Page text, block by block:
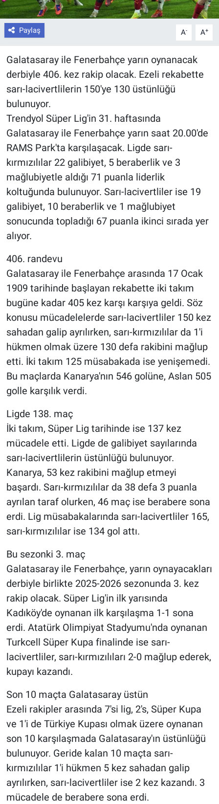
Paylaş A- A+
Galatasaray ile Fenerbahçe yarın oynanacak
derbiyle 406. kez rakip olacak. Ezeli rekabette
sarı-lacivertlilerin 150'ye 130 üstünlüğü
bulunuyor.
Trendyol Süper Lig'in 31. haftasında
Galatasaray ile Fenerbahçe yarın saat 20.00'de
RAMS Park'ta karşılaşacak. Ligde sarı-
kırmızılılar 22 galibiyet, 5 beraberlik ve 3
mağlubiyetle aldığı 71 puanla liderlik
koltuğunda bulunuyor. Sarı-lacivertliler ise 19
galibiyet, 10 beraberlik ve 1 mağlubiyet
sonucunda topladığı 67 puanla ikinci sırada yer
alıyor.
406. randevu
Galatasaray ile Fenerbahçe arasında 17 Ocak
1909 tarihinde başlayan rekabette iki takım
bugüne kadar 405 kez karşı karşıya geldi. Söz
konusu mücadelelerde sarı-lacivertliler 150 kez
sahadan galip ayrılırken, sarı-kırmızılılar da 1'i
hükmen olmak üzere 130 defa rakibini mağlup
etti. İki takım 125 müsabakada ise yenişemedi.
Bu maçlarda Kanarya'nın 546 golüne, Aslan 505
golle karşılık verdi.
Ligde 138. maç
İki takım, Süper Lig tarihinde ise 137 kez
mücadele etti. Ligde de galibiyet sayılarında
sarı-lacivertlilerin üstünlüğü bulunuyor.
Kanarya, 53 kez rakibini mağlup etmeyi
başardı. Sarı-kırmızılılar da 38 defa 3 puanla
ayrılan taraf olurken, 46 maç ise berabere sona
erdi. Lig müsabakalarında sarı-lacivertliler 165,
sarı-kırmızılılar ise 134 gol attı.
Bu sezonki 3. maç
Galatasaray ile Fenerbahçe, yarın oynayacakları
derbiyle birlikte 2025-2026 sezonunda 3. kez
rakip olacak. Süper Lig'in ilk yarısında
Kadıköy'de oynanan ilk karşılaşma 1-1 sona
erdi. Atatürk Olimpiyat Stadyumu'nda oynanan
Turkcell Süper Kupa finalinde ise sarı-
lacivertliler, sarı-kırmızılıları 2-0 mağlup ederek,
kupayı kazandı.
Son 10 maçta Galatasaray üstün
Ezeli rakipler arasında 7'si lig, 2's, Süper Kupa
ve 1'i de Türkiye Kupası olmak üzere oynanan
son 10 karşılaşmada Galatasaray'ın üstünlüğü
bulunuyor. Geride kalan 10 maçta sarı-
kırmızılılar 1'i hükmen 5 kez sahadan galip
ayrılırken, sarı-lacivertliler ise 2 kez kazandı. 3
mücadele de berabere sona erdi.